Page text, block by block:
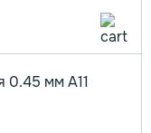
0.45 мм А11